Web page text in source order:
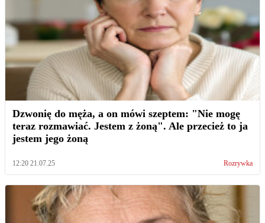
Dzwonię do męża, a on mówi szeptem: "Nie mogę
teraz rozmawiać. Jestem z żoną". Ale przecież to ja
jestem jego żoną
12:20 21.07.25 Rozrywka